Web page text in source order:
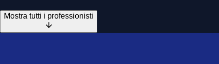
Mostra tutti i professionisti